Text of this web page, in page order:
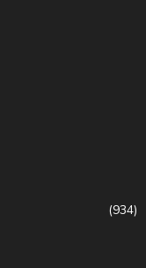
(934)